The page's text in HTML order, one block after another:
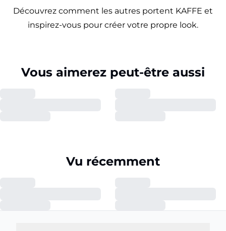
Découvrez comment les autres portent KAFFE et
inspirez-vous pour créer votre propre look.
Vous aimerez peut-être aussi
Vu récemment